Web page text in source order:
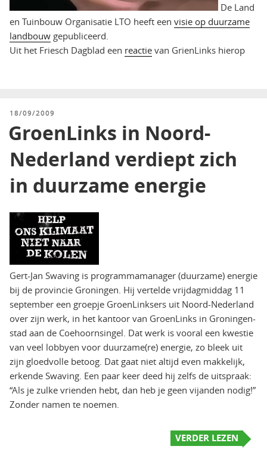
De Land
en Tuinbouw Organisatie LTO heeft een visie op duurzame
landbouw gepubliceerd.
Uit het Friesch Dagblad een reactie van GrienLinks hierop
GEPLAATST
18/09/2009
GroenLinks in Noord-
Nederland verdiept zich
in duurzame energie
Gert-Jan Swaving is programmamanager (duurzame) energie
bij de provincie Groningen. Hij vertelde vrijdagmiddag 11
september een groepje GroenLinksers uit Noord-Nederland
over zijn werk, in het kantoor van GroenLinks in Groningen-
stad aan de Coehoornsingel. Dat werk is vooral een kwestie
van veel lobbyen voor duurzame(re) energie, zo bleek uit
zijn gloedvolle betoog. Dat gaat niet altijd even makkelijk,
erkende Swaving. Een paar keer deed hij zelfs de uitspraak:
“Als je zulke vrienden hebt, dan heb je geen vijanden nodig!”
Zonder namen te noemen.
VERDER LEZEN